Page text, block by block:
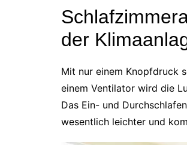
der
Mit nur einem Knopfdruck
einem Ventilator wird die
Das Ein- und
wesentlich leichter und